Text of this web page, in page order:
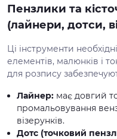
Пензлики та
(лайнери, дотси,
Ці інструменти
елементів, малюнків і
для розпису
Лайнер: має довгий
промальовування
візерунків.
Дотс (точковий